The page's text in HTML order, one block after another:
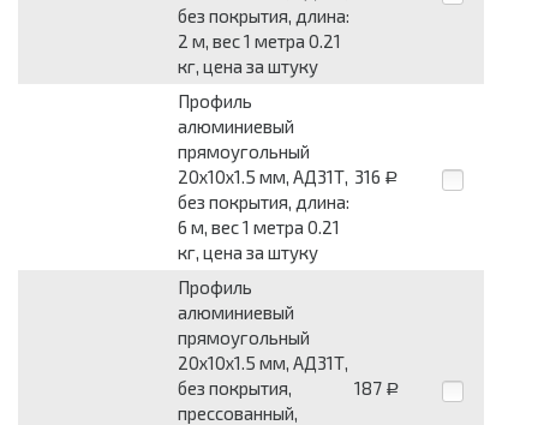
без покрытия, длина:
2 м, вес 1 метра 0.21
кг, цена за штуку
Профиль
алюминиевый
прямоугольный
20x10x1.5 мм, АД31Т,
без покрытия, длина:
6 м, вес 1 метра 0.21
кг, цена за штуку
316 Р
Профиль
алюминиевый
прямоугольный
20x10x1.5 мм, АД31Т,
без покрытия,
прессованный,
187 Р